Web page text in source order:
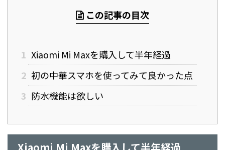
この記事の目次
1 Xiaomi Mi Maxを購入して半年経過
2 初の中華スマホを使ってみて良かった点
3 防水機能は欲しい